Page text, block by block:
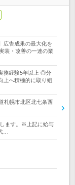
広告成果の最大化を
装・改善の一連の業
務経験5年以上 ◎分
上へ積極的に取り組
札幌市北区北七条西
ます。※上記に給与
…